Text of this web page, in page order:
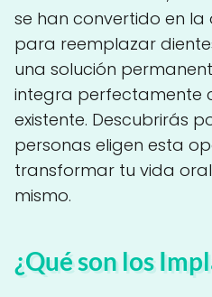
se han convertido en
para reemplazar
una solución
integra perfectamente
existente. Descubrirás
personas eligen esta
transformar tu vida
mismo.
¿Qué son los